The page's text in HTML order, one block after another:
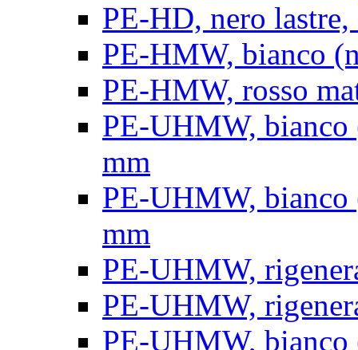
PE-HD, nero lastre,
PE-HMW, bianco
PE-HMW, rosso
PE-UHMW, bianco
mm
PE-UHMW, bianco
mm
PE-UHMW,
PE-UHMW,
PE-UHMW,